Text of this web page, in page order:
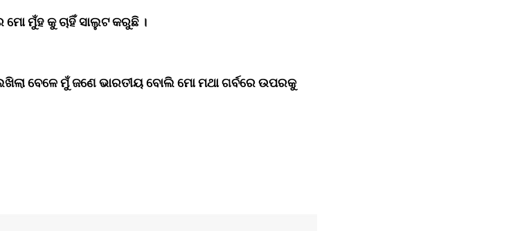
ମୁଁହ କୁ ଚାହିଁ ସାଲୁଟ କରୁଛି ।﻿
ବେଳେ ମୁଁ ଜଣେ ଭାରତୀୟ ବୋଲି ମୋ ମଥା ଗର୍ବରେ ଉପରକୁ